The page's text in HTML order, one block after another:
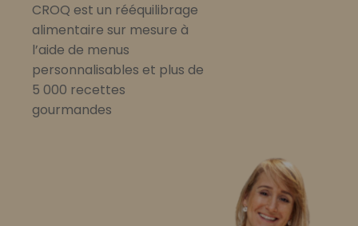
CROQ est un rééquilibrage
alimentaire sur mesure à
l’aide de menus
personnalisables et plus de
5 000 recettes
gourmandes